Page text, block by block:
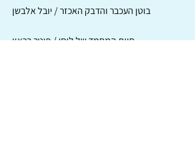
בוטן העכבר והדבק האכזר / יובל אלבשן
חיית המחמד של לוסי / פיטר בראון